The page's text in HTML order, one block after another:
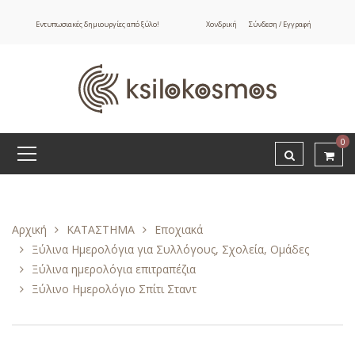
Εντυπωσιακές δημιουργίες από ξύλο! Χονδρική Σύνδεση / Εγγραφή
0
Αρχική ΚΑΤΑΣΤΗΜΑ
Εποχιακά
Ξύλινα Ημερολόγια για Συλλόγους, Σχολεία, Ομάδες
Ξύλινα ημερολόγια επιτραπέζια
Ξύλινο Ημερολόγιο Σπίτι Σταντ